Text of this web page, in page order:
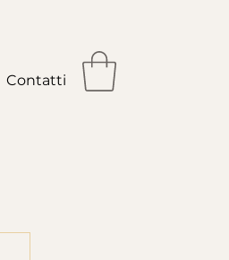
Contatti